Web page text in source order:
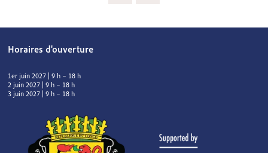
Horaires d'ouverture
1er juin 2027 | 9 h – 18 h
2 juin 2027 | 9 h – 18 h
3 juin 2027 | 9 h – 18 h